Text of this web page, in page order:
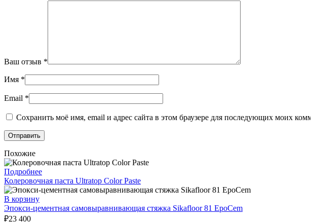
Ваш отзыв *
Имя *
Email *
Сохранить моё имя, email и адрес сайта в этом браузере для последующих моих
Похожие
Подробнее
Колеровочная паста Ultratop Color Paste
В корзину
Эпокси-цементная самовыравнивающая стяжка Sikafloor 81 EpoCem
₽23 400